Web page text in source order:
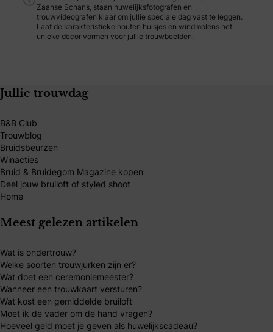
Zaanse Schans, staan huwelijksfotografen en
trouwvideografen klaar om jullie speciale dag vast te leggen.
Laat de karakteristieke houten huisjes en windmolens het
unieke decor vormen voor jullie trouwbeelden.
Jullie trouwdag
B&B Club
Trouwblog
Bruidsbeurzen
Winacties
Bruid & Bruidegom Magazine kopen
Deel jouw bruiloft of styled shoot
Home
Meest gelezen artikelen
Wat is ondertrouw?
Welke soorten trouwjurken zijn er?
Wat doet een ceremoniemeester?
Wanneer een trouwkaart versturen?
Wat kost een gemiddelde bruiloft
Moet ik de vader om de hand vragen?
Hoeveel geld moet je geven als huwelijkscadeau?